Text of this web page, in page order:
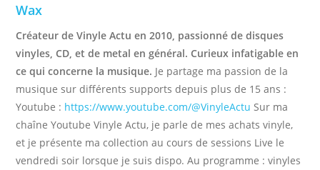
Wax
Créateur de Vinyle Actu en 2010, passionné de disques
vinyles, CD, et de metal en général. Curieux infatigable en
ce qui concerne la musique. Je partage ma passion de la
musique sur différents supports depuis plus de 15 ans :
Youtube : https://www.youtube.com/@VinyleActu Sur ma
chaîne Youtube Vinyle Actu, je parle de mes achats vinyle,
et je présente ma collection au cours de sessions Live le
vendredi soir lorsque je suis dispo. Au programme : vinyles